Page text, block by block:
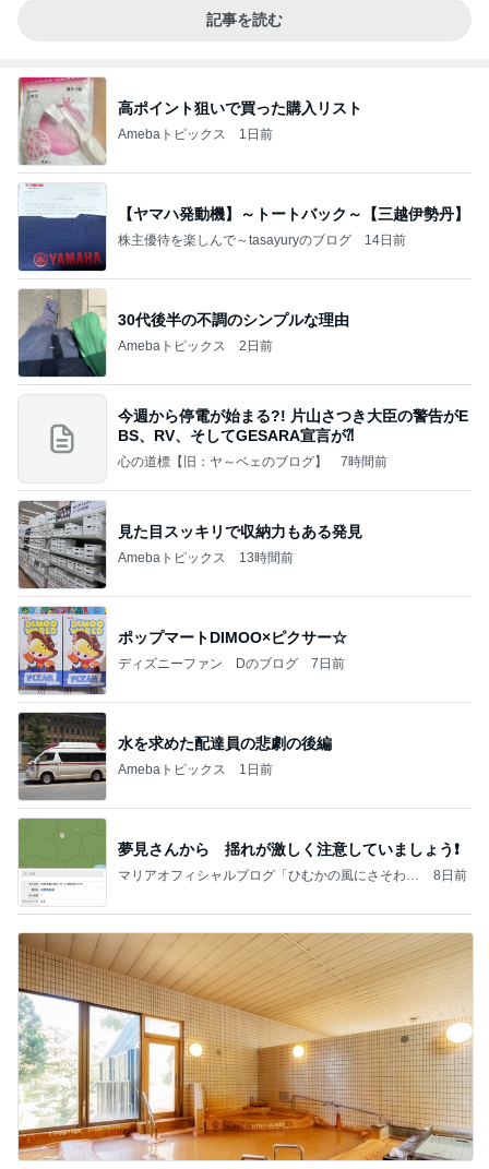
記事を読む
高ポイント狙いで買った購入リスト
Amebaトピックス 1日前
【ヤマハ発動機】～トートバック～【三越伊勢丹】
株主優待を楽しんで～tasayuryのブログ 14日前
30代後半の不調のシンプルな理由
Amebaトピックス 2日前
今週から停電が始まる?! 片山さつき大臣の警告がE
BS、RV、そしてGESARA宣言が⁈
心の道標【旧：ヤ～ベェのブログ】 7時間前
見た目スッキリで収納力もある発見
Amebaトピックス 13時間前
ポップマートDIMOO×ピクサー☆
ディズニーファン Dのブログ 7日前
水を求めた配達員の悲劇の後編
Amebaトピックス 1日前
夢見さんから 揺れが激しく注意していましょう❗️
マリアオフィシャルブログ「ひむかの風にさそわれ
8日前